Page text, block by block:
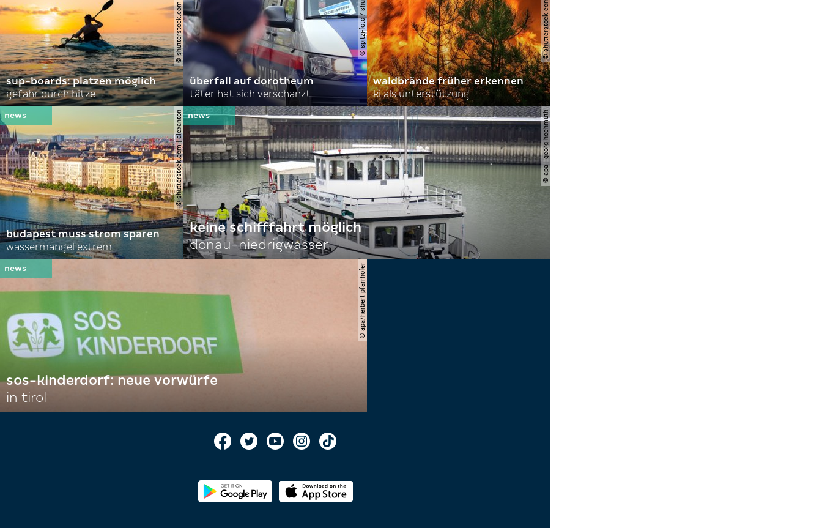
sup-boards: platzen möglich
gefahr durch hitze
überfall auf dorotheum
täter hat sich verschanzt
waldbrände früher erkennen
ki als unterstützung
© shutterstock.com | alexanton
budapest muss strom sparen
wassermangel extrem
© apa | georg hochmuth
keine schifffahrt möglich
donau-niedrigwasser
© apa/herbert pfarrhofer
sos-kinderdorf: neue vorwürfe
in tirol